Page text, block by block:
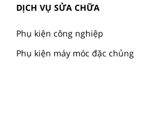
DỊCH VỤ SỬA CHỮA
Phụ kiện công nghiệp
Phụ kiện máy móc đặc chủng